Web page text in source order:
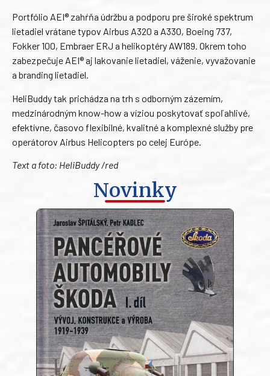
Portfólio AEI® zahŕňa údržbu a podporu pre široké spektrum
lietadiel vrátane typov Airbus A320 a A330, Boeing 737,
Fokker 100, Embraer ERJ a helikoptéry AW189. Okrem toho
zabezpečuje AEI® aj lakovanie lietadiel, váženie, vyvažovanie
a branding lietadiel.
HeliBuddy tak prichádza na trh s odborným zázemím,
medzinárodným know-how a víziou poskytovať spoľahlivé,
efektívne, časovo flexibilné, kvalitné a komplexné služby pre
operátorov Airbus Helicopters po celej Európe.
Text a foto: HeliBuddy /red
Novinky